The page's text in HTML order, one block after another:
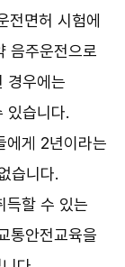
전면허 시험에
음주운전으로
경우에는
있습니다.
에게 2년이라는
습니다.
득할 수 있는
통안전교육을